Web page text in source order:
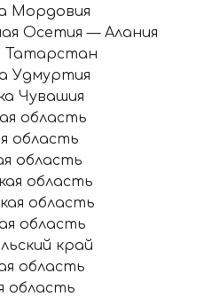
Мордовия
Осетия — Алания
Татарстан
Удмуртия
Чувашия
область
область
область
область
область
область
край
область
область